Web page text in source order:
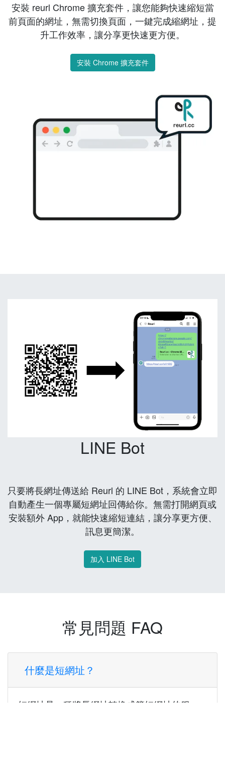
安裝 reurl Chrome 擴充套件，讓您能夠快速縮短當
前頁面的網址，無需切換頁面，一鍵完成縮網址，提
升工作效率，讓分享更快速更方便。
安裝 Chrome 擴充套件
LINE Bot
只要將長網址傳送給 Reurl 的 LINE Bot，系統會立即
自動產生一個專屬短網址回傳給你。無需打開網頁或
安裝額外 App，就能快速縮短連結，讓分享更方便、
訊息更簡潔。
加入 LINE Bot
常見問題 FAQ
什麼是短網址？
短網址是一種將長網址轉換成簡短網址的服